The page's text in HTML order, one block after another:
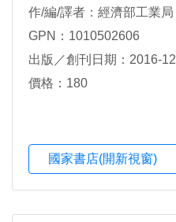
作/編/譯者：經濟部工業局
GPN：1010502606
出版／創刊日期：2016-12
價格：180
國家書店(開新視窗)